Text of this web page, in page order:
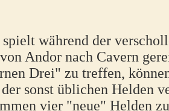
während der
Andor nach Cavern
Drei" zu treffen,
sonst üblichen Helden
vier "neue" Helden